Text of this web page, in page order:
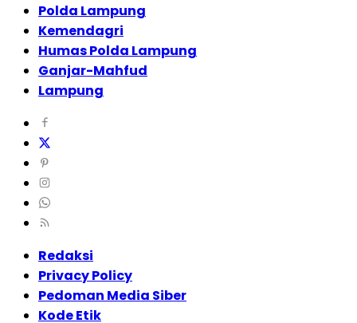
Polda Lampung
Kemendagri
Humas Polda Lampung
Ganjar-Mahfud
Lampung
Redaksi
Privacy Policy
Pedoman Media Siber
Kode Etik